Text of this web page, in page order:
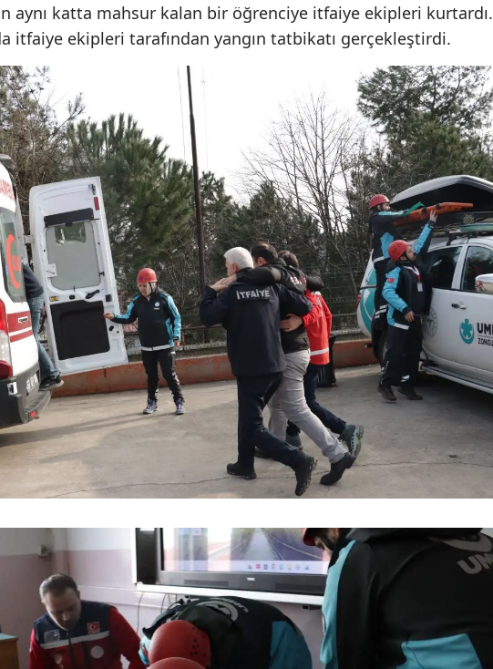
aynı katta mahsur kalan bir öğrenciye itfaiye ekipleri kurtardı.
itfaiye ekipleri tarafından yangın tatbikatı gerçekleştirdi.